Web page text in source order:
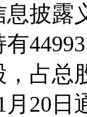
披露
，占
20日